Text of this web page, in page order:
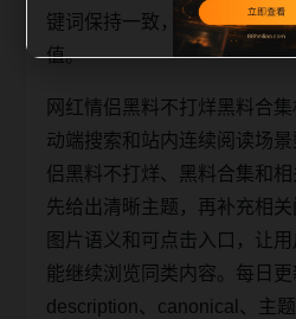
键词保持一致，避免只替换
值。
网红情侣黑料不打烊黑料合
动端搜索和站内连续阅读场
侣黑料不打烊、黑料合集和
先给出清晰主题，再补充相关
图片语义和可点击入口，让
能继续浏览同类内容。每日更
description、canonical、主